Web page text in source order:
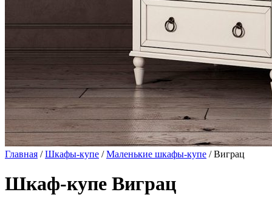
Главная /Шкафы-купе /Маленькие шкафы-купе / Виграц
Шкаф-купе Виграц